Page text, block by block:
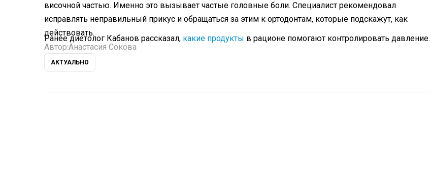
височной частью. Именно это вызывает частые головные боли. Специалист рекомендовал
исправлять неправильный прикус и обращаться за этим к ортодонтам, которые подскажут, как
действовать.
Ранее диетолог Кабанов рассказал, какие продукты в рационе помогают контролировать давление.
Автор:Анастасия Сокова
АКТУАЛЬНО